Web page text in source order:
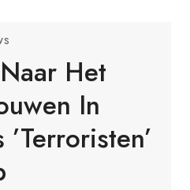
Het
In
’terroristen’